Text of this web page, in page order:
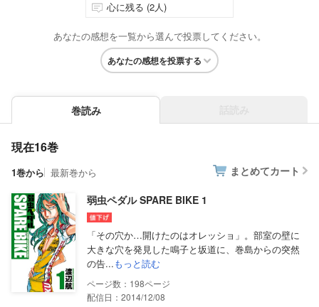
心に残る (2人)
あなたの感想を一覧から選んで投票してください。
あなたの感想を投票する
巻読み
現在16巻
1巻から 最新巻から まとめてカート
弱虫ペダル SPARE BIKE 1
「その穴か…開けたのはオレッショ」。部室の壁に
大きな穴を発見した鳴子と坂道に、巻島からの突然
の告...もっと読む
198
配信日：2014/12/08